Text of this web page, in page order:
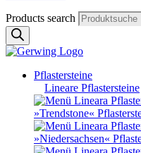
Products search
Pflastersteine
Lineare Pflastersteine
»Trendstone«
»Niedersachsen«